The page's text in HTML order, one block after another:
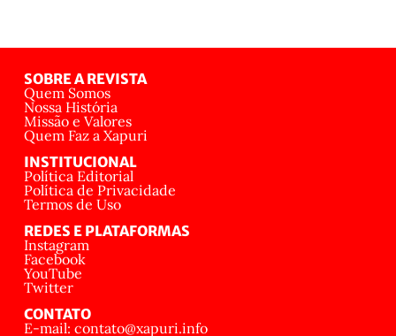
SOBRE A REVISTA
Quem Somos
Nossa História
Missão e Valores
Quem Faz a Xapuri
INSTITUCIONAL
Política Editorial
Política de Privacidade
Termos de Uso
REDES E PLATAFORMAS
Instagram
Facebook
YouTube
Twitter
CONTATO
E-mail: contato@xapuri.info